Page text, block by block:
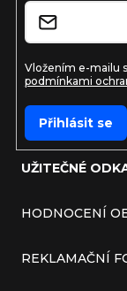
UŽITEČNÉ
HODNOCENÍ
REKLAMAČNÍ
Vložením e-mailu
podmínkami
Přihlásit se